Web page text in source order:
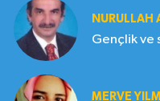
NURULLAH
MERVE